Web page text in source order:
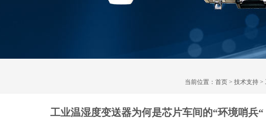
当前位置： 首页 > 技术支持 >
工业温湿度变送器为何是芯片车间的“环境哨兵“